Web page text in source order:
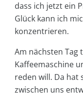
dass ich jetzt ein
Glück kann ich
konzentrieren.
Am nächsten Tag
Kaffeemaschine
reden will. Da hat
zwischen uns